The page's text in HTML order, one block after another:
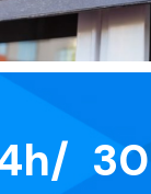
h/2430